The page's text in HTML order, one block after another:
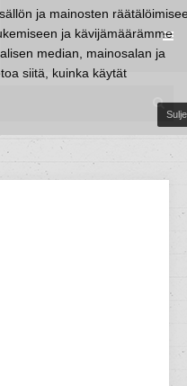
ja mainosten
ja kävijämäärämme
median, mainosalan ja
siitä, kuinka käytät
Sulje